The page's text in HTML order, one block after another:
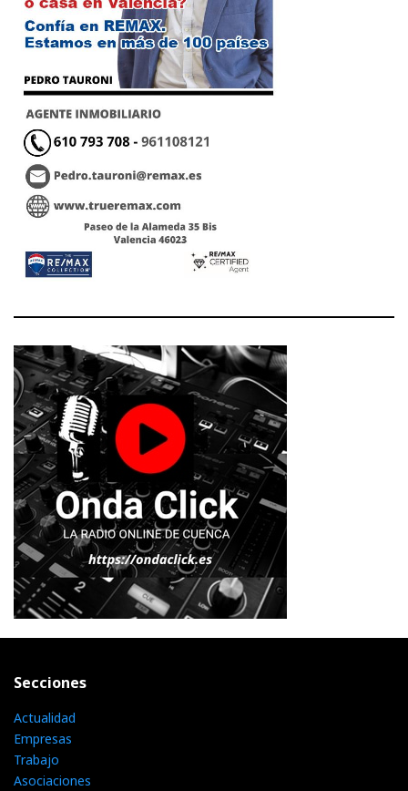
Secciones
Actualidad
Empresas
Trabajo
Asociaciones